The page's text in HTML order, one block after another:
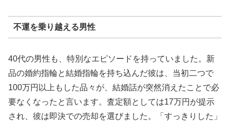
不運を乗り越える男性
40代の男性も、特別なエピソードを持っていました。新
品の婚約指輪と結婚指輪を持ち込んだ彼は、当初二つで
100万円以上もした品々が、結婚話が突然消えたことで必
要なくなったと言います。査定額としては17万円が提示
され、彼は即決での売却を選びました。「すっきりした」